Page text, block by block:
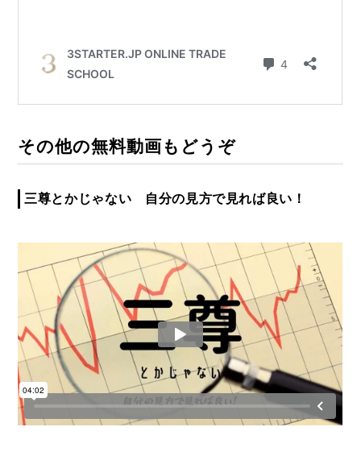
その他の無料動画もどうぞ
三尊とかじゃない 自分の見方で見れば良い！